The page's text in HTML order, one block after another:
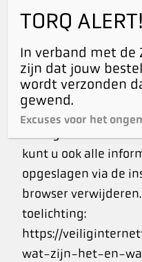
advertenties kunnen
eerste bezoek aan
u al geïnformeerd
toestemming
ervan. U kunt zich
door uw
kunt u ook alle
opgeslagen via de
browser
toelichting:
https://
wat-zijn-het-en-
TORQ ALERT!
In verband met de
zijn dat jouw
wordt verzonden
gewend.
Excuses voor het